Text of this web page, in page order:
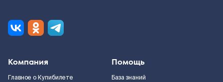
Компания
Главное о Купибилете
Помощь
База знаний